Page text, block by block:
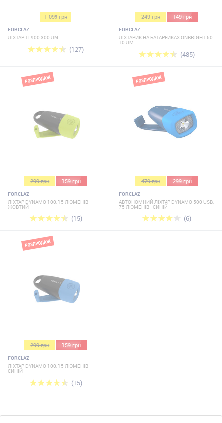
1 099 грн
FORCLAZ
ЛІХТАР TL900 300 ЛМ
(127)
249 грн 149 грн
FORCLAZ
ЛІХТАРИК НА БАТАРЕЙКАХ ONBRIGHT 50
10 ЛМ
(485)
299 грн 159 грн
FORCLAZ
ЛІХТАР DYNAMO 100, 15 ЛЮМЕНІВ -
ЖОВТИЙ
(15)
479 грн 299 грн
FORCLAZ
АВТОНОМНИЙ ЛІХТАР DYNAMO 500 USB,
75 ЛЮМЕНІВ - СИНІЙ
(6)
299 грн 159 грн
FORCLAZ
ЛІХТАР DYNAMO 100, 15 ЛЮМЕНІВ -
СИНІЙ
(15)